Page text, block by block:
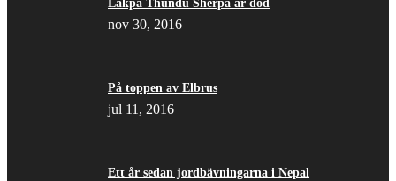
Lakpa Thundu Sherpa är död
nov 30, 2016
På toppen av Elbrus
jul 11, 2016
Ett år sedan jordbävningarna i Nepal